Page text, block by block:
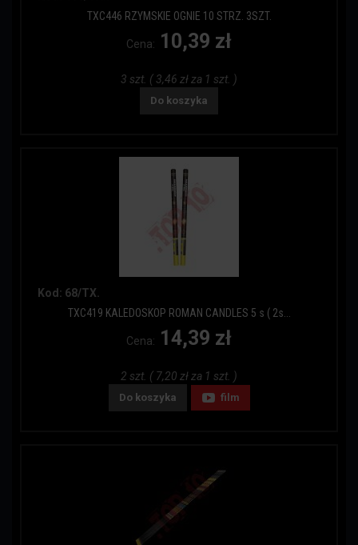
TXC446 RZYMSKIE OGNIE 10 STRZ. 3SZT.
Cena: 10,39 zł
3 szt. ( 3,46 zł za 1 szt. )
Do koszyka
Kod: 68/TX.
TXC419 KALEDOSKOP ROMAN CANDLES 5 s ( 2s...
Cena: 14,39 zł
2 szt. ( 7,20 zł za 1 szt. )
Do koszyka film